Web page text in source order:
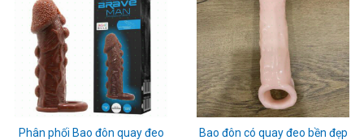
Phân phối Bao đôn quay đeo
Bao đôn có quay đeo bền đẹp